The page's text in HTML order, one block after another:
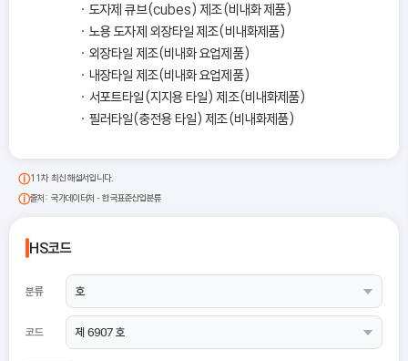
도자제 큐브(cubes) 제조(비내화 제품)
노용 도자제 외장타일 제조(비내화제품)
외장타일 제조(비내화 요업제품)
내장타일 제조(비내화 요업제품)
서포트타일(지지용 타일) 제조(비내화제품)
필러타일(충전용 타일) 제조(비내화제품)
11차 최신 해설서입니다.
출처: 국가데이터처 - 한국표준산업분류
HS코드
분류
코드